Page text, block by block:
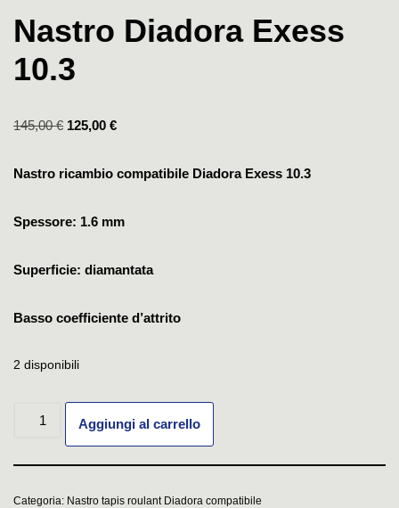
Nastro Diadora Exess
10.3
145,00€ 125,00 €
Nastro ricambio compatibile Diadora Exess 10.3
Spessore: 1.6 mm
Superficie: diamantata
Basso coefficiente d’attrito
2 disponibili
Aggiungi al carrello
Categoria: Nastro tapis roulant Diadora compatibile